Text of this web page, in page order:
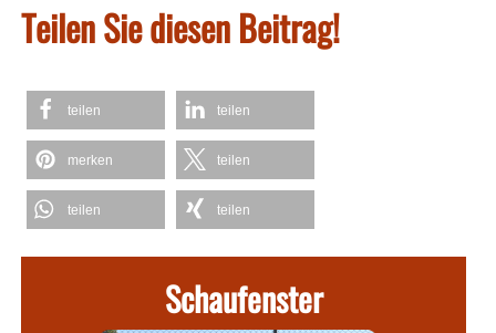
Teilen Sie diesen Beitrag!
teilen teilen
merken teilen
teilen teilen
Schaufenster